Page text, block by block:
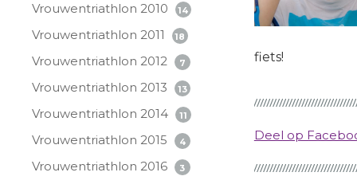
Vrouwentriathlon 2010 14
Vrouwentriathlon 2011 18
Vrouwentriathlon 2012 7
Vrouwentriathlon 2013 13
Vrouwentriathlon 2014 11
Vrouwentriathlon 2015 4
Vrouwentriathlon 2016 3
fiets!
Deel op